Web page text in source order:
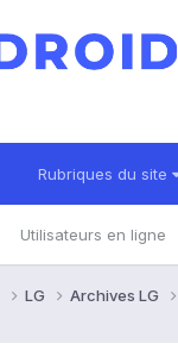
Rubriques du site
Utilisateurs en ligne
LG Archives LG